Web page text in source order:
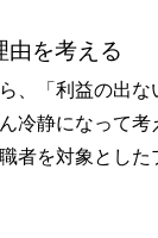
を考える
、「利益の出
冷静になって考
者を対象とし